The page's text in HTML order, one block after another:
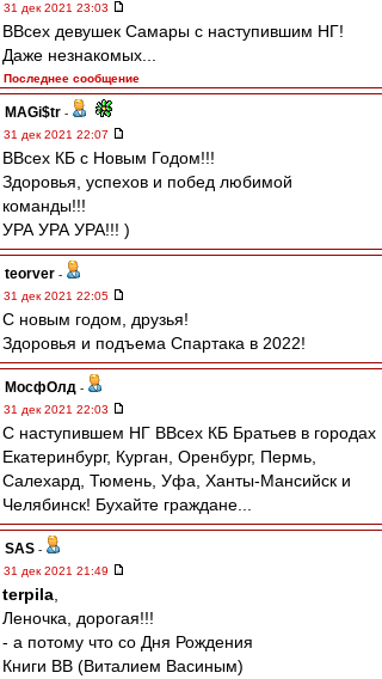
31 дек 2021 23:03
ВВсех девушек Самары с наступившим НГ!
Даже незнакомых...
Последнее сообщение
MAGi$tr -
31 дек 2021 22:07
ВВсех КБ с Новым Годом!!!
Здоровья, успехов и побед любимой
команды!!!
УРА УРА УРА!!! )
teorver -
31 дек 2021 22:05
С новым годом, друзья!
Здоровья и подъема Спартака в 2022!
МосфОлд -
31 дек 2021 22:03
С наступившем НГ ВВсех КБ Братьев в городах
Екатеринбург, Курган, Оренбург, Пермь,
Салехард, Тюмень, Уфа, Ханты-Мансийск и
Челябинск! Бухайте граждане...
SAS -
31 дек 2021 21:49
terpila
Леночка, дорогая!!!
- а потому что со Дня Рождения
Книги ВВ (Виталием Васиным)